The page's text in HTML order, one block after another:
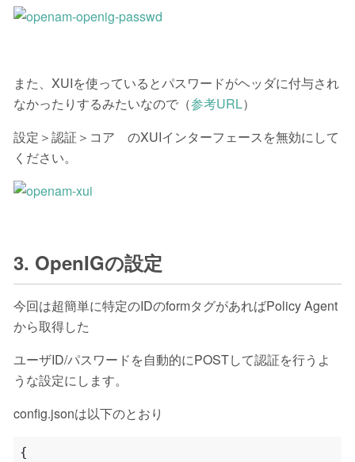
また、XUIを使っているとパスワードがヘッダに付与され
なかったりするみたいなので（参考URL）
設定＞認証＞コア のXUIインターフェースを無効にして
ください。
3. OpenIGの設定
今回は超簡単に特定のIDのformタグがあればPolicy Agent
から取得した
ユーザID/パスワードを自動的にPOSTして認証を行うよ
うな設定にします。
config.jsonは以下のとおり
{